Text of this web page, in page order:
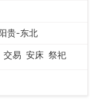
贵-东北
交易 安床 祭祀